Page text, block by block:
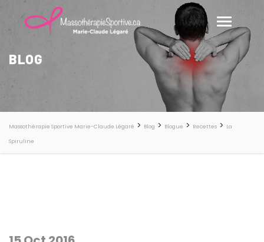
BLOG
Massothérapie Sportive Marie-Claude Légaré > Blog > Blogue > Recettes > La
Spiruline